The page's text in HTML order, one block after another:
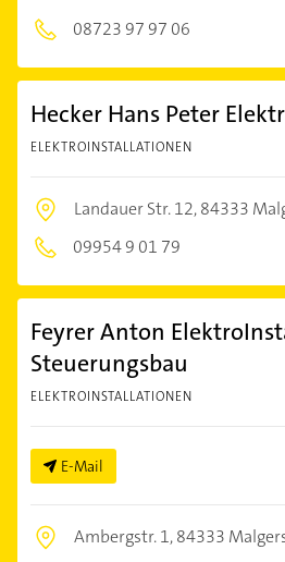
08723 97 97 06
Hecker Hans Peter
ELEKTROINSTALLATIONEN
Landauer Str. 12,84333
09954 9 01 79
Feyrer Anton
Steuerungsbau
ELEKTROINSTALLATIONEN
E-Mail
Ambergstr. 1,84333